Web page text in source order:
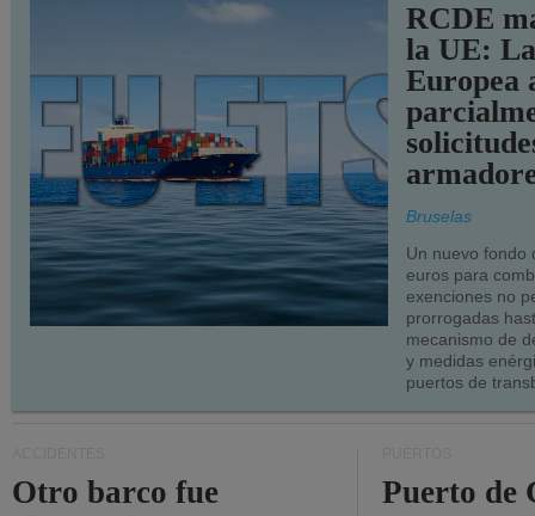
RCDE
la UE:
Europea
Bruselas
Un nuevo fondo
euros para
exenciones no
prorrogadas
mecanismo de
y medidas
puertos de
Otro barco fue
Puerto de